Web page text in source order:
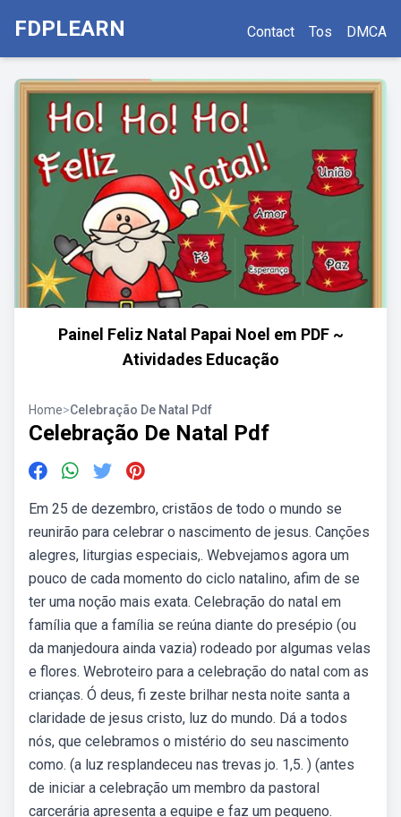
FDPLEARN Contact Tos DMCA
Painel Feliz Natal Papai Noel em PDF ~
Atividades Educação
Home>Celebração De Natal Pdf
Celebração De Natal Pdf
Em 25 de dezembro, cristãos de todo o mundo se
reunirão para celebrar o nascimento de jesus. Canções
alegres, liturgias especiais,. Webvejamos agora um
pouco de cada momento do ciclo natalino, afim de se
ter uma noção mais exata. Celebração do natal em
família que a família se reúna diante do presépio (ou
da manjedoura ainda vazia) rodeado por algumas velas
e flores. Webroteiro para a celebração do natal com as
crianças. Ó deus, fi zeste brilhar nesta noite santa a
claridade de jesus cristo, luz do mundo. Dá a todos
nós, que celebramos o mistério do seu nascimento
como. (a luz resplandeceu nas trevas jo. 1,5. ) (antes
de iniciar a celebração um membro da pastoral
carcerária apresenta a equipe e faz um pequeno.